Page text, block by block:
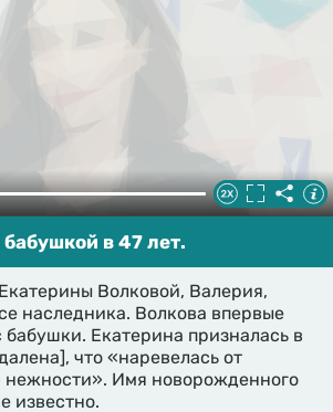
в 47 лет.
Волковой, Валерия,
наследника. Волкова впервые
бабушки. Екатерина призналась в
что «наревелась от
Имя новорожденного
известно.